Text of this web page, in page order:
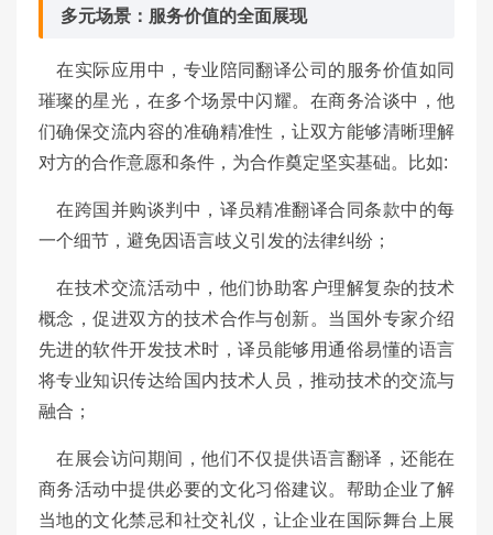
多元场景：服务价值的全面展现
在实际应用中，专业陪同翻译公司的服务价值如同
璀璨的星光，在多个场景中闪耀。在商务洽谈中，他
们确保交流内容的准确精准性，让双方能够清晰理解
对方的合作意愿和条件，为合作奠定坚实基础。比如:
在跨国并购谈判中，译员精准翻译合同条款中的每
一个细节，避免因语言歧义引发的法律纠纷；
在技术交流活动中，他们协助客户理解复杂的技术
概念，促进双方的技术合作与创新。当国外专家介绍
先进的软件开发技术时，译员能够用通俗易懂的语言
将专业知识传达给国内技术人员，推动技术的交流与
融合；
在展会访问期间，他们不仅提供语言翻译，还能在
商务活动中提供必要的文化习俗建议。帮助企业了解
当地的文化禁忌和社交礼仪，让企业在国际舞台上展